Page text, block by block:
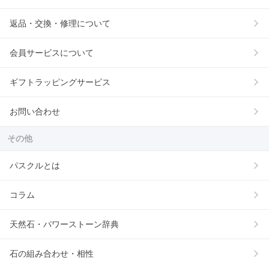
返品・交換・修理について
会員サービスについて
ギフトラッピングサービス
お問い合わせ
その他
パスクルとは
コラム
天然石・パワーストーン辞典
石の組み合わせ・相性